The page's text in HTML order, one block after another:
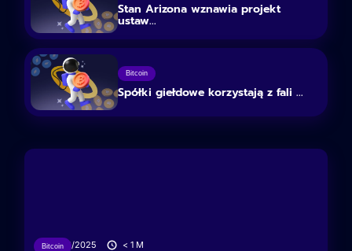
Stan Arizona wznawia projekt
ustaw...
Bitcoin
Spółki giełdowe korzystają z fali ...
Bitcoin
17/06/2025 < 1 M